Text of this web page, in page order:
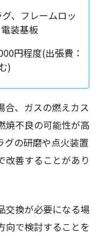
、フレームロッ
装基板
円程度(出張費：
)
合、ガスの燃えカス
焼不良の可能性が高
グの研磨や点火装置
改善することがあり
交換が必要になる場
向で検討することを